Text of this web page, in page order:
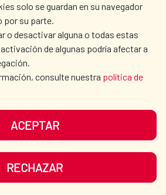
solo se guardan en su navegador
por su parte.
o desactivar alguna o todas estas
de algunas podría afectar a
consulte nuestra política de
ACEPTAR
RECHAZAR
DATA PROTECTION
SITEMAP